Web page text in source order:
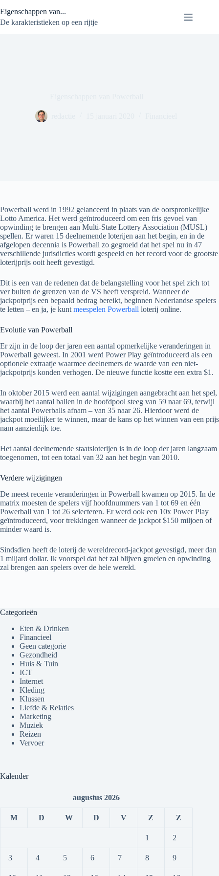
naar
de
Eigenschappen van...
De karakteristieken op een rijtje
Powerball werd in 1992 gelanceerd in plaats van de oorspronkelijke
Lotto America. Het werd geïntroduceerd om een fris gevoel van
opwinding te brengen aan Multi-State Lottery Association (MUSL)
spellen. Er waren 15 deelnemende loterijen aan het begin, en in de
afgelopen decennia is Powerball zo gegroeid dat het spel nu in 47
verschillende jurisdicties wordt gespeeld en het record voor de grootste
loterijprijs ooit heeft gevestigd.
Dit is een van de redenen dat de belangstelling voor het spel zich tot
ver buiten de grenzen van de VS heeft verspreid. Wanneer de
jackpotprijs een bepaald bedrag bereikt, beginnen Nederlandse spelers
te letten – en ja, je kunt meespelen Powerball loterij online.
Evolutie van Powerball
Er zijn in de loop der jaren een aantal opmerkelijke veranderingen in
Powerball geweest. In 2001 werd Power Play geïntroduceerd als een
optionele extraatje waarmee deelnemers de waarde van een niet-
jackpotprijs konden verhogen. De nieuwe functie kostte een extra $1.
In oktober 2015 werd een aantal wijzigingen aangebracht aan het spel,
waarbij het aantal ballen in de hoofdpool steeg van 59 naar 69, terwijl
het aantal Powerballs afnam – van 35 naar 26. Hierdoor werd de
jackpot moeilijker te winnen, maar de kans op het winnen van een prijs
nam aanzienlijk toe.
Het aantal deelnemende staatsloterijen is in de loop der jaren langzaam
toegenomen, tot een totaal van 32 aan het begin van 2010.
Verdere wijzigingen
De meest recente veranderingen in Powerball kwamen op 2015. In de
matrix moesten de spelers vijf hoofdnummers van 1 tot 69 en één
Powerball van 1 tot 26 selecteren. Er werd ook een 10x Power Play
geïntroduceerd, voor trekkingen wanneer de jackpot $150 miljoen of
minder waard is.
Sindsdien heeft de loterij de wereldrecord-jackpot gevestigd, meer dan
1 miljard dollar. Ik voorspel dat het zal blijven groeien en opwinding
zal brengen aan spelers over de hele wereld.
Categorieën
Eten & Drinken
Financieel
Geen categorie
Gezondheid
Huis & Tuin
ICT
Internet
Kleding
Klussen
Liefde & Relaties
Marketing
Muziek
Reizen
Vervoer
Kalender
augustus 2026
M D W D V Z Z
1 2
3 4 5 6 7 8 9